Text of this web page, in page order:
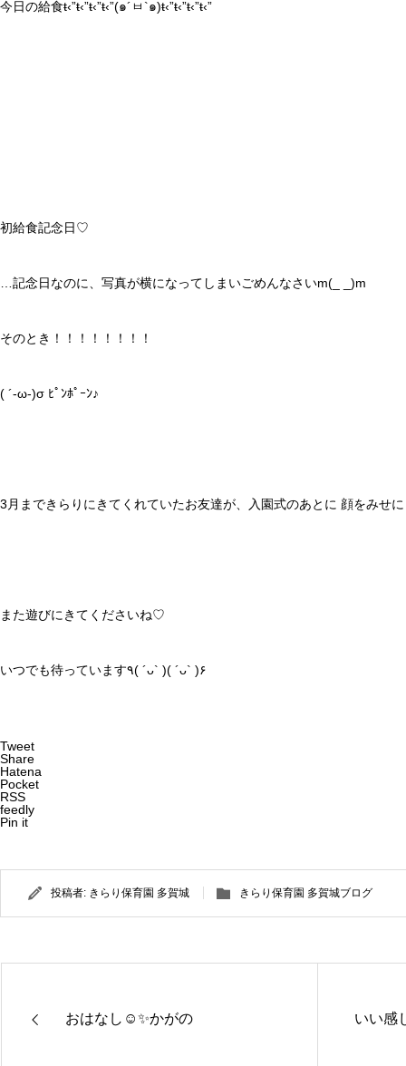
今日の給食ŧ‹”ŧ‹”ŧ‹”ŧ‹”(๑´ㅂ`๑)ŧ‹”ŧ‹”ŧ‹”ŧ‹”
初給食記念日♡
…記念日なのに、写真が横になってしまいごめんなさいm(_ _)m
そのとき！！！！！！！！
( ´-ω-)σ ﾋﾟﾝﾎﾟｰﾝ♪
3月まできらりにきてくれていたお友達が、入園式のあとに 顔をみせ
また遊びにきてくださいね♡
いつでも待っています٩( ´ᴗ` )( ´ᴗ` )۶
Tweet
Share
Hatena
Pocket
RSS
feedly
Pin it
投稿者: きらり保育園 多賀城 きらり保育園 多賀城ブログ
おはなし☺️✨かがの いい感